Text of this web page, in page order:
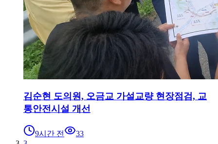
김순현 도의원, 오금교 가설교량 현장점검, 교
통안전시설 개선
9시간 전
33